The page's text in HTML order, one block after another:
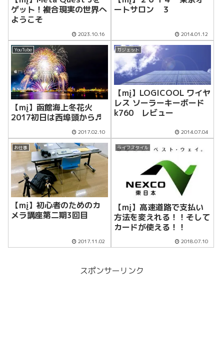
ゲット！複合現実の世界へ
ようこそ
2023.10.16
ートサロン ３
2014.01.12
YouTube
【mį】函館海上冬花火
2017初日は西埠頭から♬
2017.02.10
ガジェット
【mį】LOGICOOL ワイヤ
レス ソーラーキーボード
k760 レビュー
2014.07.04
お仕事
【mį】初心者のためのカ
メラ講座第二期3回目
2017.11.02
ライフスタイル
【mį】高速道路で支払い
方法を変えれる！！そして
カードが使える！！
2018.07.10
スポンサーリンク